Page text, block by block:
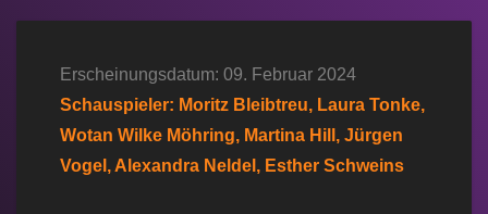
Erscheinungsdatum: 09. Februar 2024
Schauspieler: Moritz Bleibtreu, Laura Tonke,
Wotan Wilke Möhring, Martina Hill, Jürgen
Vogel, Alexandra Neldel, Esther Schweins